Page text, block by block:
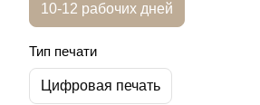
10-12 рабочих дней
Тип печати
Цифровая печать